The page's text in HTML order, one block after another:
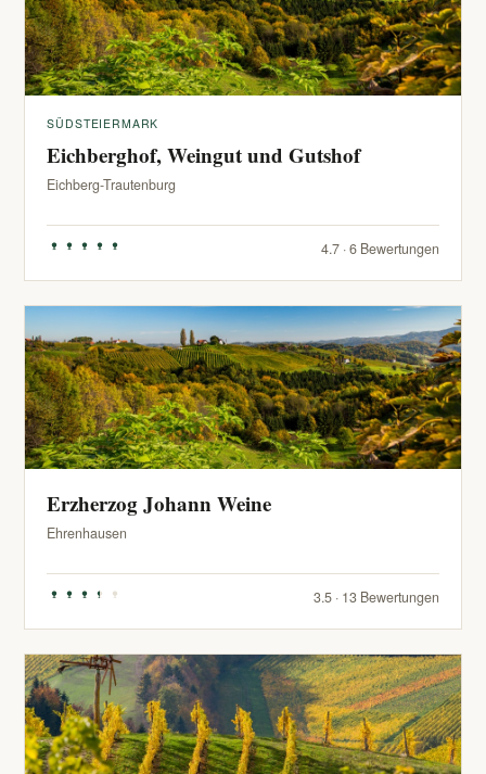
SÜDSTEIERMARK
Eichberghof, Weingut und Gutshof
Eichberg-Trautenburg
4.7 · 6 Bewertungen
Erzherzog Johann Weine
Ehrenhausen
3.5 · 13 Bewertungen